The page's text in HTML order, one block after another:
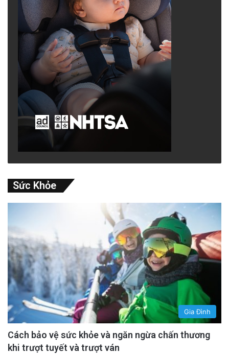
Sức Khỏe
Gia Đình
Cách bảo vệ sức khỏe và ngăn ngừa chấn thương
khi trượt tuyết và trượt ván